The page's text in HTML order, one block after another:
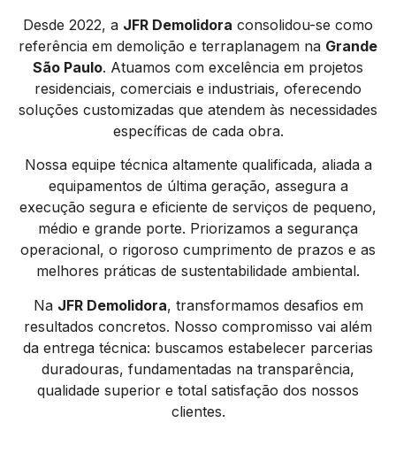
Desde 2022, a JFR Demolidora consolidou-se como
referência em demolição e terraplanagem na Grande
São Paulo. Atuamos com excelência em projetos
residenciais, comerciais e industriais, oferecendo
soluções customizadas que atendem às necessidades
específicas de cada obra.
Nossa equipe técnica altamente qualificada, aliada a
equipamentos de última geração, assegura a
execução segura e eficiente de serviços de pequeno,
médio e grande porte. Priorizamos a segurança
operacional, o rigoroso cumprimento de prazos e as
melhores práticas de sustentabilidade ambiental.
Na JFR Demolidora, transformamos desafios em
resultados concretos. Nosso compromisso vai além
da entrega técnica: buscamos estabelecer parcerias
duradouras, fundamentadas na transparência,
qualidade superior e total satisfação dos nossos
clientes.